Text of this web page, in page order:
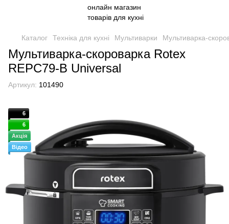
Каталог Техніка для кухні Мультиварки Мультиварка-
Мультиварка-скороварка Rotex
REPC79-B Universal
Артикул: 101490
6
6
Акція
Відео